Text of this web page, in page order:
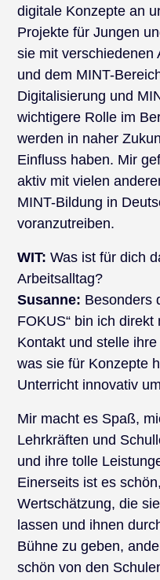
digitale Konzepte an
Projekte für Jungen
sie mit verschiedenen
und dem MINT-
Digitalisierung und
wichtigere Rolle im
werden in naher
Einfluss haben. Mir
aktiv mit vielen
MINT-Bildung in
voranzutreiben.
WIT: Was ist für dich
Arbeitsalltag?
Susanne: Besonders
FOKUS“ bin ich
Kontakt und stelle
was sie für Konzepte
Unterricht innovativ
Mir macht es Spaß,
Lehrkräften und
und ihre tolle
Einerseits ist es
Wertschätzung, die
lassen und ihnen
Bühne zu geben,
schön von den